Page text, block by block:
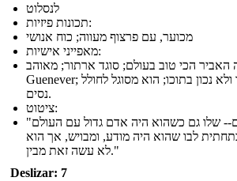
לנסלוט
תכונות פיזיות:
מכוער, עם פרצוף מעווה; כוח אנושי
מאפייני אישיות:
האביר הכי טוב בעולם; סוגד ארתור; מאוהב
Guenever; היא מרגישה שיש משהו חסר ולא נכון בתוכו; הוא מסוגל לחולל
נסים.
ציטוט:
"כל דרך לחיים-- שלו גם כשהוא היה אדם גדול עם העולם feet-- שלו הוא היה
לבו שהוא היה מודע, ומבויש, אך הוא
לא עשה זאת מבין."
Deslizar: 7